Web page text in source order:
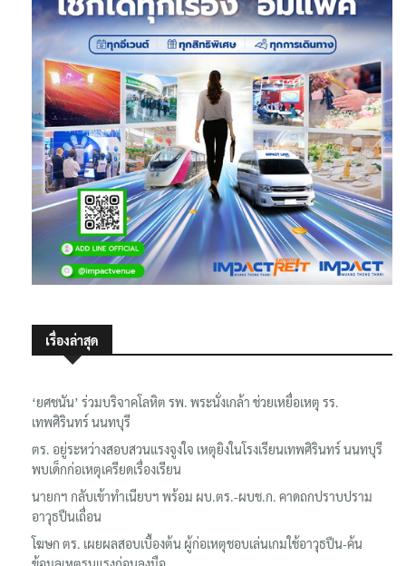
เรื่องล่าสุด
‘ยศชนัน’ ร่วมบริจาคโลหิต รพ. พระนั่งเกล้า ช่วยเหยื่อเหตุ รร.
เทพศิรินทร์ นนทบุรี
ตร. อยู่ระหว่างสอบสวนแรงจูงใจ เหตุยิงในโรงเรียนเทพศิรินทร์ นนทบุรี
พบเด็กก่อเหตุเครียดเรื่องเรียน
นายกฯ กลับเข้าทำเนียบฯ พร้อม ผบ.ตร.-ผบช.ก. คาดถกปราบปราม
อาวุธปืนเถื่อน
โฆษก ตร. เผยผลสอบเบื้องต้น ผู้ก่อเหตุชอบเล่นเกมใช้อาวุธปืน-ค้น